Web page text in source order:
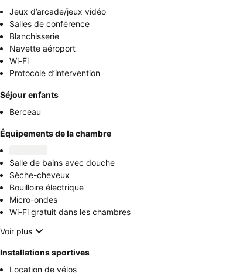
Jeux d’arcade/jeux vidéo
Salles de conférence
Blanchisserie
Navette aéroport
Wi-Fi
Protocole d’intervention
Séjour enfants
Berceau
Équipements de la chambre
Salle de bains avec douche
Sèche-cheveux
Bouilloire électrique
Micro-ondes
Wi-Fi gratuit dans les chambres
Voir plus
Installations sportives
Location de vélos